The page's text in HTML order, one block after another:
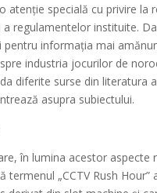
atenție specială cu privire la
a regulamentelor instituite.
pentru informația mai
industria jocurilor de
diferite surse din literatura
asupra subiectului.
în lumina acestor aspecte
termenul „CCTV Rush Hour”